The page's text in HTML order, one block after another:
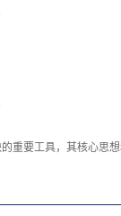
要工具，其核心思